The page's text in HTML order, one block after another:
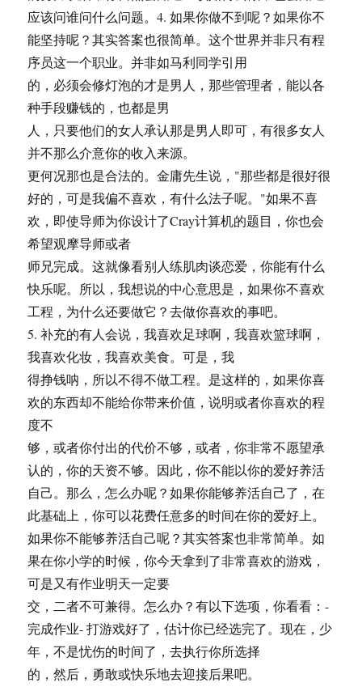
应该问谁问什么问题。4. 如果你做不到呢？如果你不
能坚持呢？其实答案也很简单。这个世界并非只有程
序员这一个职业。并非如马利同学引用
的，必须会修灯泡的才是男人，那些管理者，能以各
种手段赚钱的，也都是男
人，只要他们的女人承认那是男人即可，有很多女人
并不那么介意你的收入来源。
更何况那也是合法的。金庸先生说，"那些都是很好很
好的，可是我偏不喜欢，有什么法子呢。"如果不喜
欢，即使导师为你设计了Cray计算机的题目，你也会
希望观摩导师或者
师兄完成。这就像看别人练肌肉谈恋爱，你能有什么
快乐呢。所以，我想说的中心意思是，如果你不喜欢
工程，为什么还要做它？去做你喜欢的事吧。
5. 补充的有人会说，我喜欢足球啊，我喜欢篮球啊，
我喜欢化妆，我喜欢美食。可是，我
得挣钱呐，所以不得不做工程。是这样的，如果你喜
欢的东西却不能给你带来价值，说明或者你喜欢的程
度不
够，或者你付出的代价不够，或者，你非常不愿望承
认的，你的天资不够。因此，你不能以你的爱好养活
自己。那么，怎么办呢？如果你能够养活自己了，在
此基础上，你可以花费任意多的时间在你的爱好上。
如果你不能够养活自己呢？其实答案也非常简单。如
果在你小学的时候，你今天拿到了非常喜欢的游戏，
可是又有作业明天一定要
交，二者不可兼得。怎么办？有以下选项，你看看：-
完成作业- 打游戏好了，估计你已经选完了。现在，少
年，不是忧伤的时间了，去执行你所选择
的，然后，勇敢或快乐地去迎接后果吧。